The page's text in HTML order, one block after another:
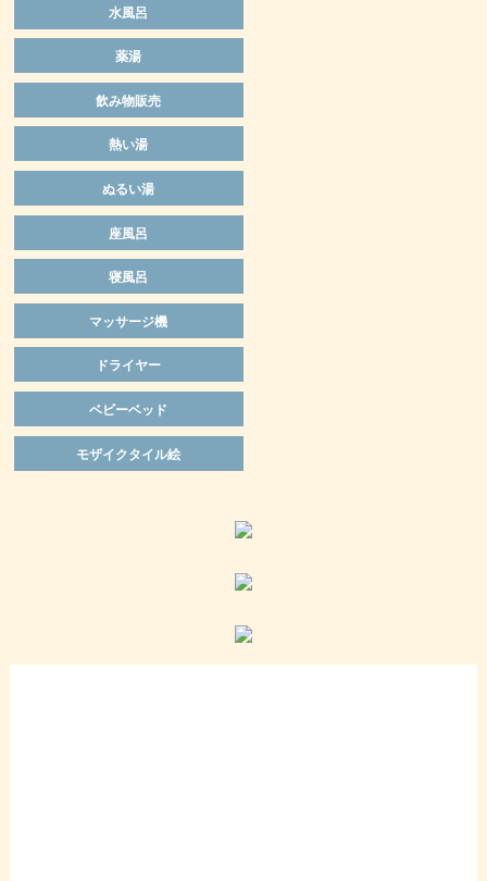
水風呂
薬湯
飲み物販売
熱い湯
ぬるい湯
座風呂
寝風呂
マッサージ機
ドライヤー
ベビーベッド
モザイクタイル絵